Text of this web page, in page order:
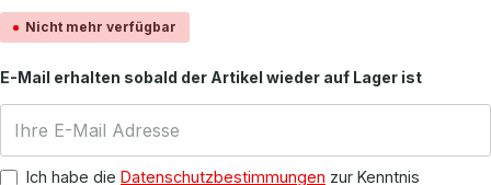
Nicht mehr verfügbar
E-Mail erhalten sobald der Artikel wieder auf Lager ist
Ich habe die Datenschutzbestimmungen zur Kenntnis